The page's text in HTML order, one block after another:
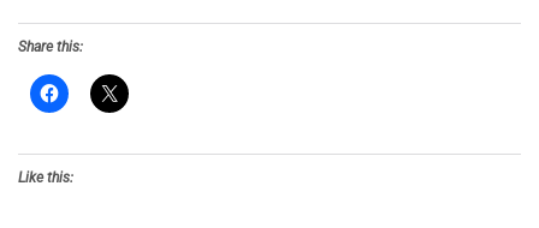
Share this:
Like this: